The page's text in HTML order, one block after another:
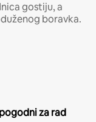
gostiju, a
boravka.
za rad